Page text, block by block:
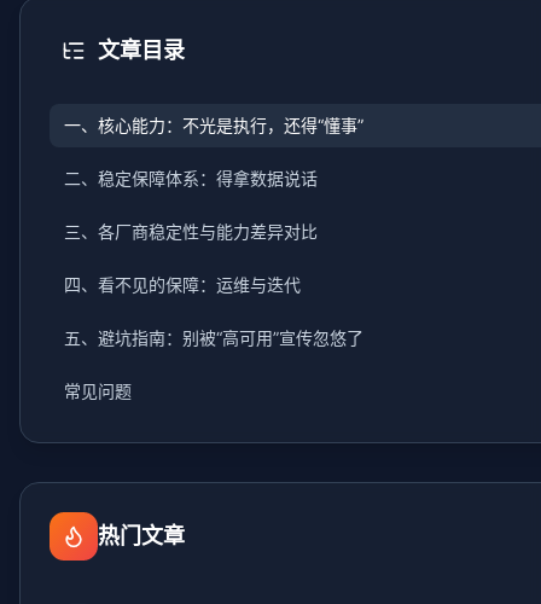
文章目录
一、核心能力：不光是执行，还得“懂事”
二、稳定保障体系：得拿数据说话
三、各厂商稳定性与能力差异对比
四、看不见的保障：运维与迭代
五、避坑指南：别被“高可用”宣传忽悠了
常见问题
热门文章